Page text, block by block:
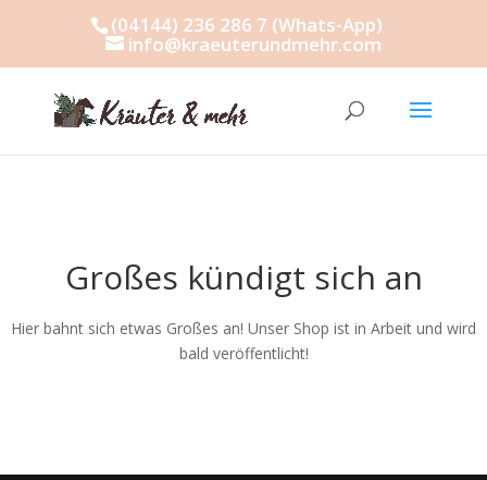
(04144) 236 286 7 (Whats-App)
info@kraeuterundmehr.com
Großes kündigt sich an
Hier bahnt sich etwas Großes an! Unser Shop ist in Arbeit und wird
bald veröffentlicht!